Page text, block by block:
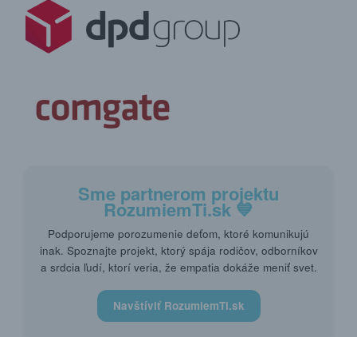
Sme partnerom projektu
RozumiemTi.sk 💙
Podporujeme porozumenie deťom, ktoré komunikujú
inak. Spoznajte projekt, ktorý spája rodičov, odborníkov
a srdcia ľudí, ktorí veria, že empatia dokáže meniť svet.
Navštíviť RozumiemTi.sk